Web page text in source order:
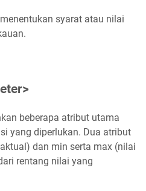
syarat atau nilai
beberapa atribut utama
yang diperlukan. Dua atribut
dan min serta max (nilai
rentang nilai yang